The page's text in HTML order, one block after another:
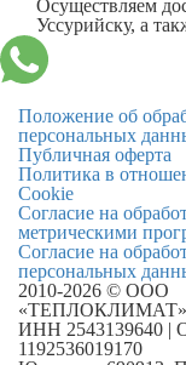
Осуществляем
Уссурийску, а
Положение об
персональных
Публичная оферта
Политика в
Cookie
Согласие на
метрическими
Согласие на
персональных
2010-2026 © ООО
«ТЕПЛОКЛИМАТ»
ИНН 2543139640 |
1192536019170